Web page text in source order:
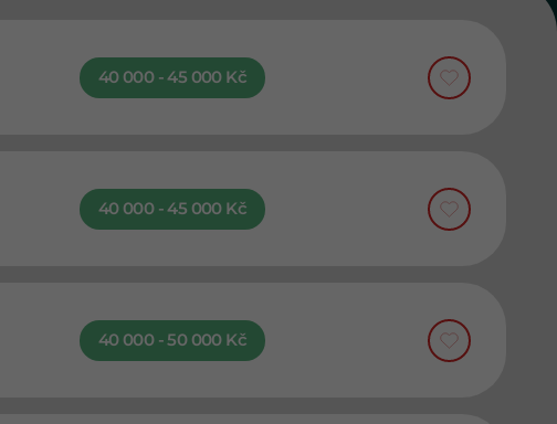
40 000 - 45 000 Kč
40 000 - 45 000 Kč
40 000 - 50 000 Kč